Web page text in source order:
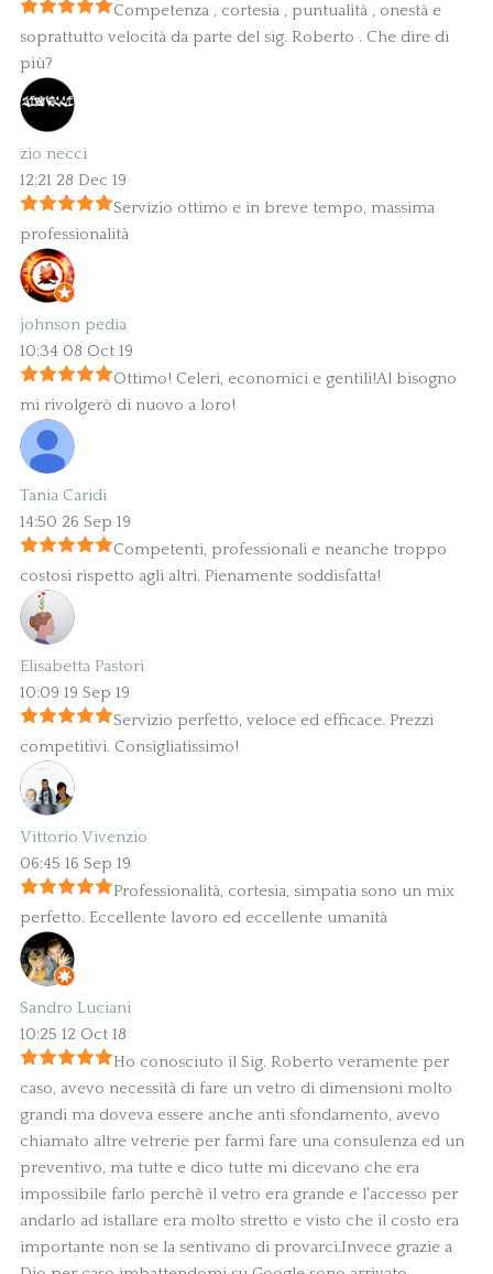
Competenza , cortesia , puntualità , onestà e
soprattutto velocità da parte del sig. Roberto . Che dire di
più?
zio necci
12:21 28 Dec 19
Servizio ottimo e in breve tempo, massima
professionalità
johnson pedia
10:34 08 Oct 19
Ottimo! Celeri, economici e gentili!Al bisogno
mi rivolgerò di nuovo a loro!
Tania Caridi
14:50 26 Sep 19
Competenti, professionali e neanche troppo
costosi rispetto agli altri. Pienamente soddisfatta!
Elisabetta Pastori
10:09 19 Sep 19
Servizio perfetto, veloce ed efficace. Prezzi
competitivi. Consigliatissimo!
Vittorio Vivenzio
06:45 16 Sep 19
Professionalità, cortesia, simpatia sono un mix
perfetto. Eccellente lavoro ed eccellente umanità
Sandro Luciani
10:25 12 Oct 18
Ho conosciuto il Sig. Roberto veramente per
caso, avevo necessità di fare un vetro di dimensioni molto
grandi ma doveva essere anche anti sfondamento, avevo
chiamato altre vetrerie per farmi fare una consulenza ed un
preventivo, ma tutte e dico tutte mi dicevano che era
impossibile farlo perchè il vetro era grande e l'accesso per
andarlo ad istallare era molto stretto e visto che il costo era
importante non se la sentivano di provarci.Invece grazie a